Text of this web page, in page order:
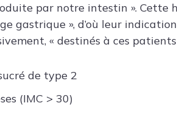
par notre intestin ». Cette
gastrique », d’où leur
« destinés à ces patients
de type 2
(IMC > 30)